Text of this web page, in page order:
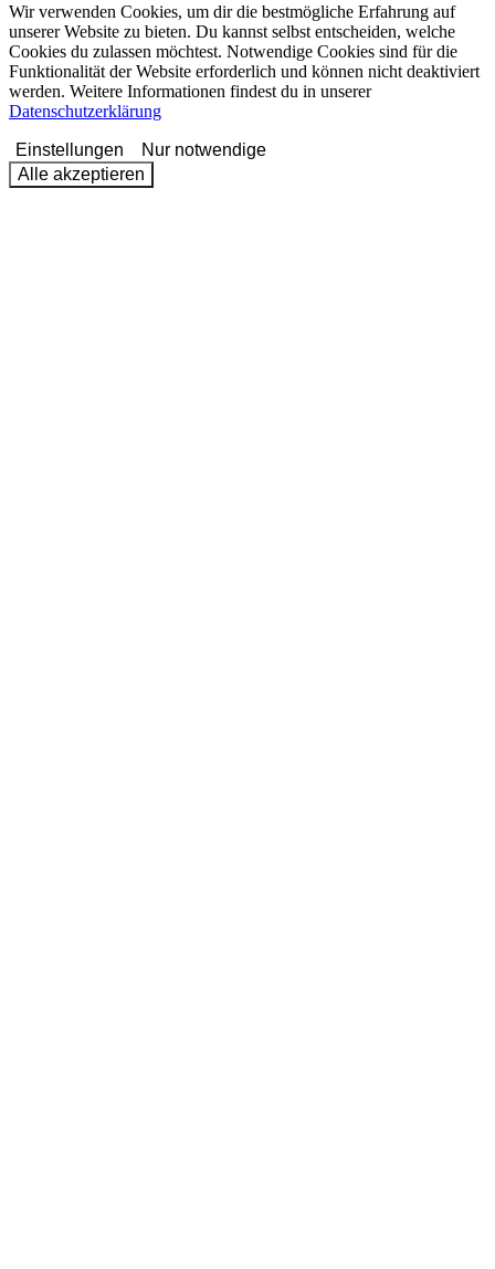
Wir verwenden Cookies, um dir die bestmögliche Erfahrung auf
unserer Website zu bieten. Du kannst selbst entscheiden, welche
Cookies du zulassen möchtest. Notwendige Cookies sind für die
Funktionalität der Website erforderlich und können nicht deaktiviert
werden. Weitere Informationen findest du in unserer
Datenschutzerklärung
Einstellungen
Nur notwendige
Alle akzeptieren